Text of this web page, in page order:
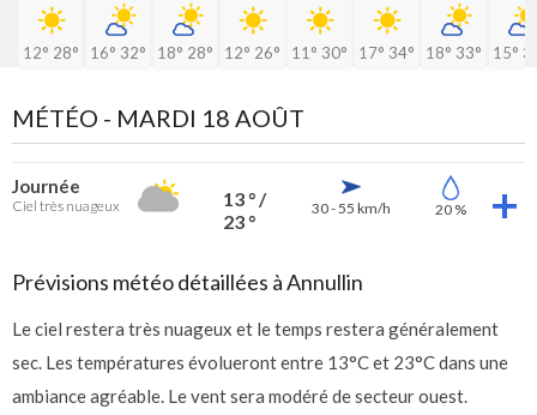
12° 28° 16° 32° 18° 28° 12° 26° 11° 30° 17° 34° 18° 33° 15°
MÉTÉO - MARDI 18 AOÛT
Journée
Ciel très nuageux
13 ° /
23 °
30 - 55 km/h 20 %
Prévisions météo détaillées à Annullin
Le ciel restera très nuageux et le temps restera généralement
sec. Les températures évolueront entre 13°C et 23°C dans une
ambiance agréable. Le vent sera modéré de secteur ouest.